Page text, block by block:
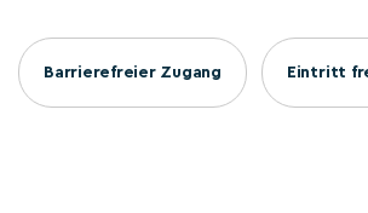
Barrierefreier Zugang Eintritt